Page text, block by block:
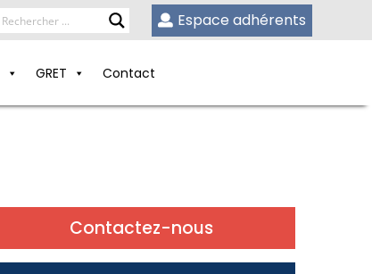
Espace adhérents
GRET Contact
Contactez-nous